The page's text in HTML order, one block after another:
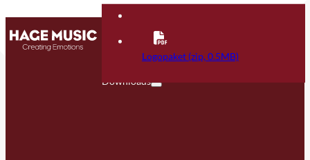
Downloads
Logopaket (zip, 0.5MB)